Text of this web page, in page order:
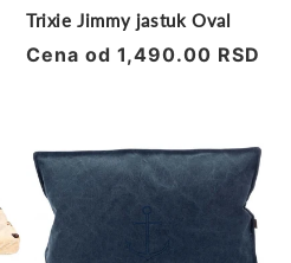
Trixie Jimmy jastuk Oval
Regularna
Cena od 1,490.00 RSD